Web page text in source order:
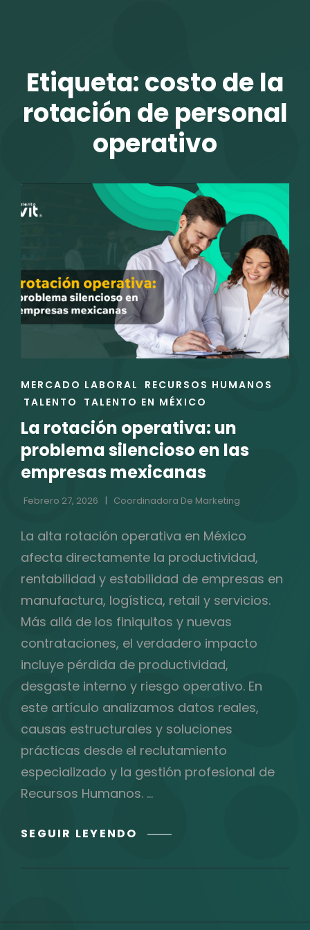
Etiqueta:costo de la
rotación de personal
operativo
ENLACES
DE
CATEGORÍAS
MERCADO LABORAL
RECURSOS HUMANOS
TALENTO
TALENTO EN MÉXICO
La rotación operativa: un
problema silencioso en las
empresas mexicanas
Febrero 27, 2026 Coordinadora De Marketing
La alta rotación operativa en México
afecta directamente la productividad,
rentabilidad y estabilidad de empresas en
manufactura, logística, retail y servicios.
Más allá de los finiquitos y nuevas
contrataciones, el verdadero impacto
incluye pérdida de productividad,
desgaste interno y riesgo operativo. En
este artículo analizamos datos reales,
causas estructurales y soluciones
prácticas desde el reclutamiento
especializado y la gestión profesional de
Recursos Humanos. …
SEGUIR LEYENDO LA
OPERATIVA:
SILENCIOSO